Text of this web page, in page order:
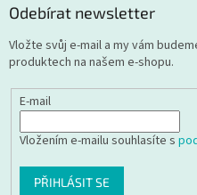
Odebírat newsletter
Vložte svůj e-mail a my vám
produktech na našem e-shopu.
E-mail
Vložením e-mailu souhlasíte s
PŘIHLÁSIT SE